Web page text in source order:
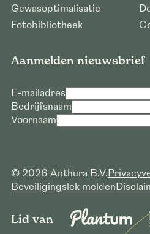
Verzoek voor
resolutie foto’s
Bedrijfsnaam *
Verzoek versturen
Gewasoptimalisatie
Fotobibliotheek
Aanmelden nieuwsbrief
E-mailadres
Bedrijfsnaam
Voornaam
© 2026 Anthura B.V.
Beveiligingslek melden
Lid van